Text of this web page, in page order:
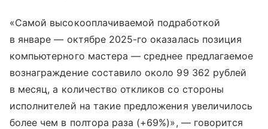
«Самой высокооплачиваемой подработкой
в январе — октябре 2025-го оказалась позиция
компьютерного мастера — среднее предлагаемое
вознаграждение составило около 99 362 рублей
в месяц, а количество откликов со стороны
исполнителей на такие предложения увеличилось
более чем в полтора раза (+69%)», — говорится